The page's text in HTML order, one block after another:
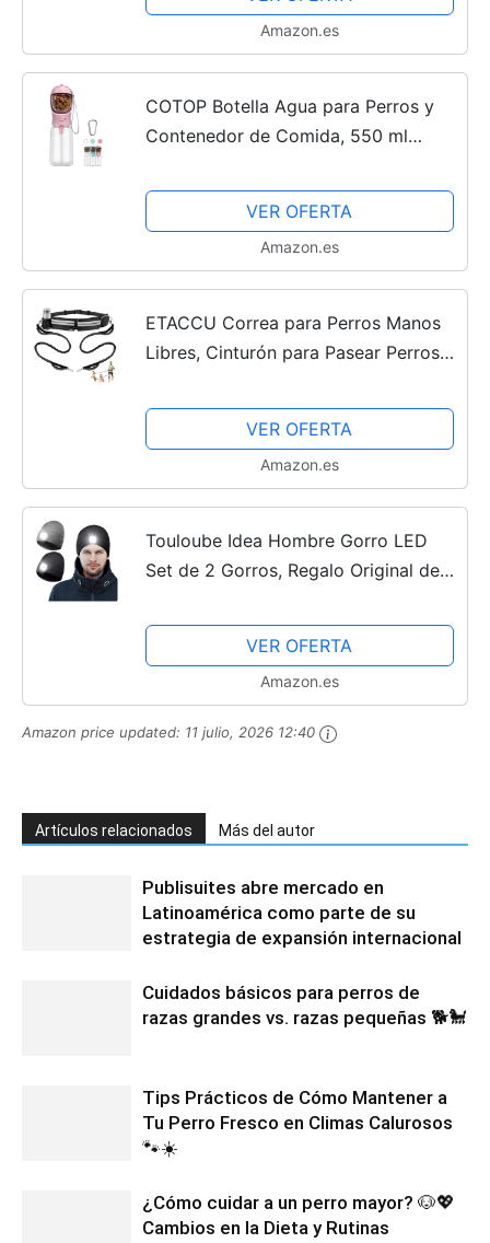
Amazon.es
COTOP Botella Agua para Perros y
Contenedor de Comida, 550 ml
Perros con 100 ml Biberón para
Perros, Botella de Viaje para...
VER OFERTA
Amazon.es
ETACCU Correa para Perros Manos
Libres, Cinturón para Pasear Perros
Acolchadas y Correas Elásticas
Retráctiles, Correa...
VER OFERTA
Amazon.es
Touloube Idea Hombre Gorro LED
Set de 2 Gorros, Regalo Original de
Papá Marido Novio, para Pasear
Perros al Aire Libre,...
VER OFERTA
Amazon.es
Amazon price updated: 11 julio, 2026 12:40
Artículos relacionados Más del autor
Publisuites abre mercado en
Latinoamérica como parte de su
estrategia de expansión internacional
Cuidados básicos para perros de
razas grandes vs. razas pequeñas 🐕🐩
Tips Prácticos de Cómo Mantener a
Tu Perro Fresco en Climas Calurosos
🐾☀️
¿Cómo cuidar a un perro mayor? 🐶💖
Cambios en la Dieta y Rutinas